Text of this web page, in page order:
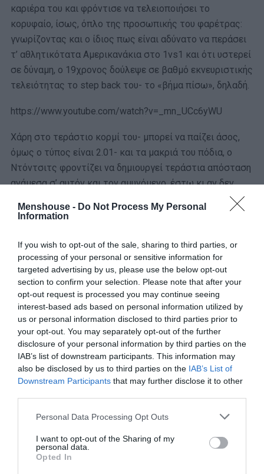
Menshouse - Do Not Process My Personal
Information
If you wish to opt-out of the sale, sharing to third parties, or
processing of your personal or sensitive information for
targeted advertising by us, please use the below opt-out
section to confirm your selection. Please note that after your
opt-out request is processed you may continue seeing
interest-based ads based on personal information utilized by
us or personal information disclosed to third parties prior to
your opt-out. You may separately opt-out of the further
disclosure of your personal information by third parties on the
IAB’s list of downstream participants. This information may
also be disclosed by us to third parties on the IAB’s List of
Downstream Participants that may further disclose it to other
Personal Data Processing Opt Outs
I want to opt-out of the Sharing of my
personal data.
Opted In
καριέρα του και φρόντισε να τελειοποιήσει το
κορυφαίο, ίσως, όπλο της προσωπικής του φαρέτρας:
γνωρίζοντας και ο ίδιος πως είναι αδύνατο να περάσει
τ’ αθλητικότατα Αμερικανάκια στο 1vs1 και ότι υστερεί
σε δύναμη, ο 19χρονος δούλεψε σε βαθμό εκνευριστικής
τελειότητας το step back του- το «βήμα πίσω», δηλαδή.
https://www.youtube.com/watch?v=_mn_UCc6yWU
Χάρη στο τεράστιο κορμί του- μπορεί να παίζει άσος,
όμως ο τύπος είναι 2.01- και τα μακριά του πόδια, ο
Ντόντσιτς φροντίζει να δημιουργεί τεράστια απόσταση
ανάμεσα σ’ αυτόν και τον αμυνόμενο, έστω κι αν δεν
εκτελεί αστραπιαία το step back του (όπως, φερ’ ειπείν,
ο Χάρντεν).
Αυτό του δίνει άπειρο χρόνο για να σουτάρει πίσω από
τα 7.25 ή κι από μέση απόσταση, με την συνήθη κατάληξη
να είναι η μπάλα στο διχτάκι και ο αμυντικός να ψάχνει
να βρει πού στο διάολο πήγε το τσογλάνι που μέχρι πριν
από 2 nanoseconds μάρκαρε μ’ επιτυχία.
Φυσικά, δεν είναι μόνο το step back που κάνει τον
Ντόντσιτς να ξεχωρίζει σαν αμούστακο παιδί ανάμεσα
σε πιο μουσάτα παιδιά. Μια ακόμα παράμετρος που
απογειώνει το «πρώιμο» παιχνίδι του στην από εκεί
πλευρά του Ατλαντικού είναι η εμπειρία που έχει
τελευταία τριετία.